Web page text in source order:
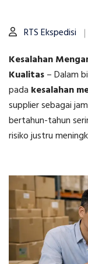
RTS Ekspedisi
Kesalahan
Kualitas–Dalam
pada kesalahan
supplier sebagai
bertahun-tahun
risiko justru